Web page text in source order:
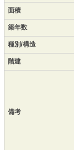
面積
築年数
種別/構造
階建
備考